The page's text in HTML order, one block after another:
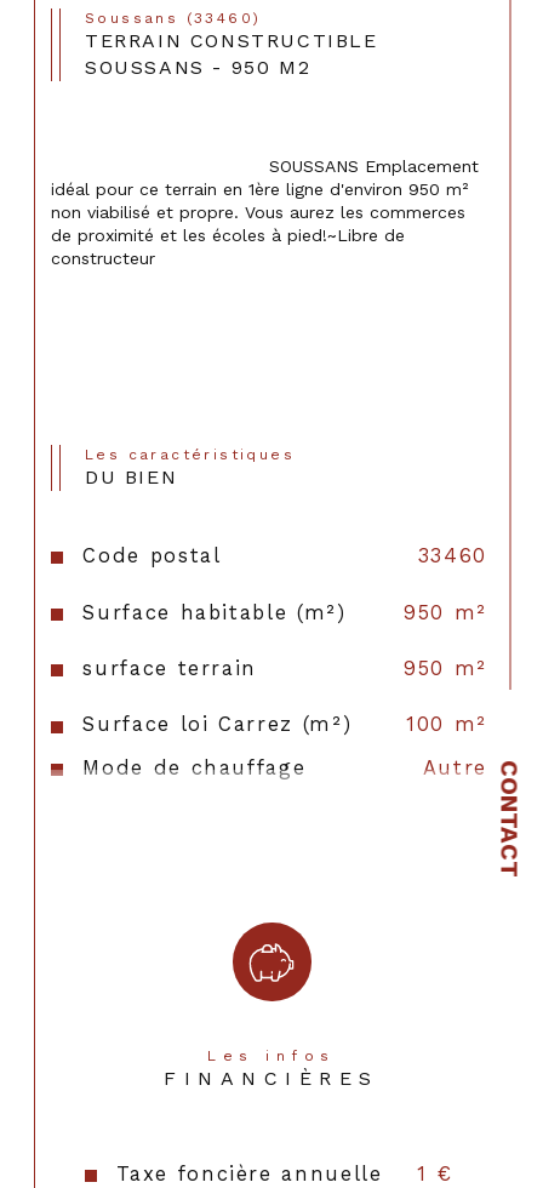
CONTACT
Soussans (33460)
TERRAIN CONSTRUCTIBLE
SOUSSANS - 950 M2
idéal pour ce terrain en 1ère ligne d'environ 950 m²
non viabilisé et propre. Vous aurez les commerces
de proximité et les écoles à pied!~Libre de
constructeur
Les caractéristiques
DU BIEN
Code postal 33460
Surface habitable (m²) 950 m²
surface terrain 950 m²
Surface loi Carrez (m²)
100 m²
Mode de chauffage
Autre
Les infos
FINANCIÈRES
Taxe foncière annuelle 1 €